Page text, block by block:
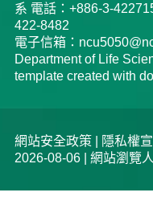
系 電話：+886-3-
422-8482
電子信箱：
Department of Life
template created with
網站安全政策 隱私權
2026-08-06 | 網站瀏覽